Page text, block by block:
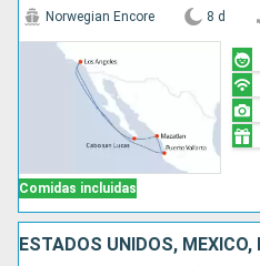
Comidas incluidas
Norwegian Encore 8 d